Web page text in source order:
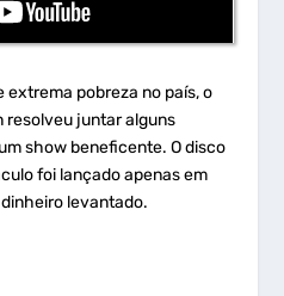
extrema pobreza no país, o
resolveu juntar alguns
show beneficente. O disco
foi lançado apenas em
levantado.